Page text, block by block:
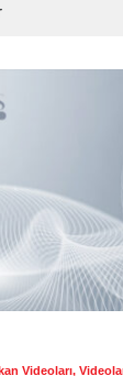
yerine
Güncel 8
Videoları,